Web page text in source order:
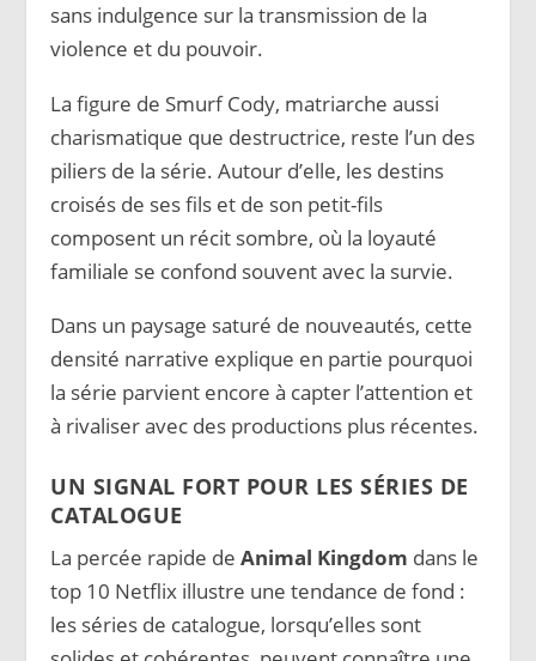
sans indulgence sur la transmission de la
violence et du pouvoir.
La figure de Smurf Cody, matriarche aussi
charismatique que destructrice, reste l’un des
piliers de la série. Autour d’elle, les destins
croisés de ses fils et de son petit-fils
composent un récit sombre, où la loyauté
familiale se confond souvent avec la survie.
Dans un paysage saturé de nouveautés, cette
densité narrative explique en partie pourquoi
la série parvient encore à capter l’attention et
à rivaliser avec des productions plus récentes.
UN SIGNAL FORT POUR LES SÉRIES DE
CATALOGUE
La percée rapide deAnimal Kingdom dans le
top 10 Netflix illustre une tendance de fond :
les séries de catalogue, lorsqu’elles sont